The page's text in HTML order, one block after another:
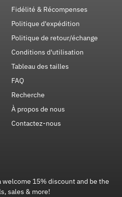
Fidélité & Récompenses
Politique d'expédition
Politique de retour/échange
Conditions d'utilisation
Tableau des tailles
FAQ
Recherche
À propos de nous
Contactez-nous
15% discount and be the
sales & more!